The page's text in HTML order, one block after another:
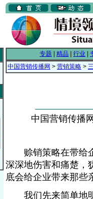
专题 精品 行业
中国营销传播网 > 营销策略 >
中国营销传播
赊销策略在带给企
深深地伤害和痛楚，
底会给企业带来那些
我们先来简单地明